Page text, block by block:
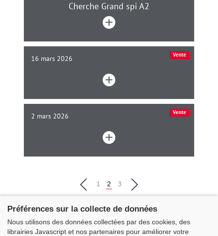
Cherche Grand spi A2
16 mars 2026 Vente
2 mars 2026 Vente
1 2 3
Préférences sur la collecte de données
Nous utilisons des données collectées par des cookies, des
librairies Javascript et nos partenaires pour améliorer votre